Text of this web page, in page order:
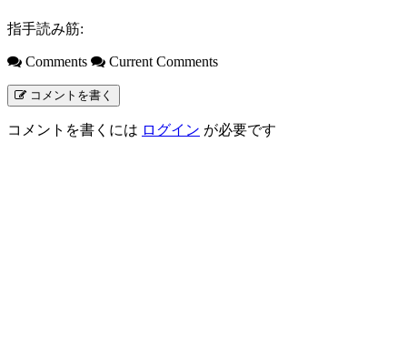
指手読み筋:
Comments Current Comments
コメントを書く
コメントを書くには ログイン が必要です